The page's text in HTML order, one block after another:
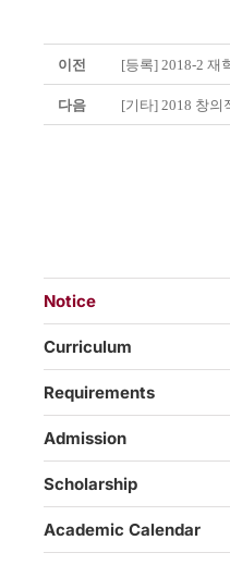
이전 [등록] 2018-2 재
다음 [기타] 2018 창의
Notice
Curriculum
Requirements
Admission
Scholarship
Academic Calendar